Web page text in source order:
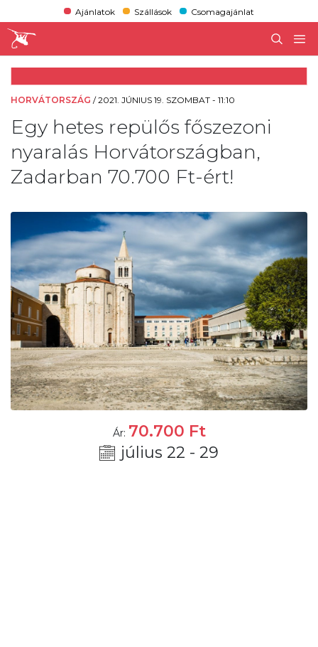
Ajánlatok Szállások Csomagajánlat
HORVÁTORSZÁG /2021. JÚNIUS 19. SZOMBAT - 11:10
Egy hetes repülős főszezoni
nyaralás Horvátországban,
Zadarban 70.700 Ft-ért!
Ár: 70.700 Ft
július 22 - 29